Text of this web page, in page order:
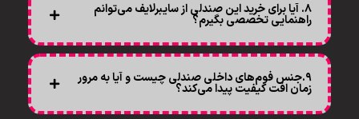
۸. آیا برای خرید این صندلی از سایبرلایف می‌توانم
راهنمایی تخصصی بگیرم؟
۹.جنس فوم‌های داخلی صندلی چیست و آیا به مرور
زمان افت کیفیت پیدا می‌کند؟